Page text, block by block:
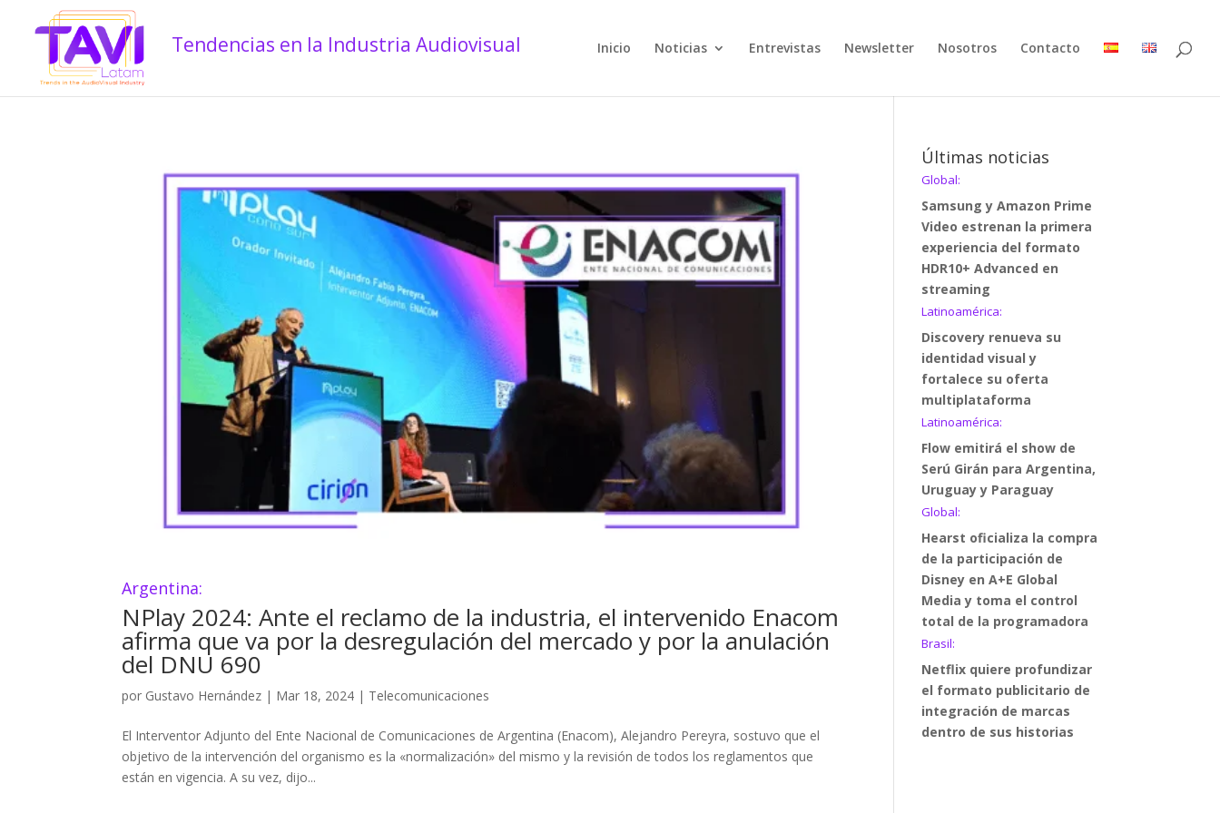
Inicio Noticias Entrevistas Newsletter Nosotros Contacto
Argentina:
NPlay 2024: Ante el reclamo de la industria, el intervenido Enacom
afirma que va por la desregulación del mercado y por la anulación
del DNU 690
por Gustavo Hernández | Mar 18, 2024 | Telecomunicaciones
El Interventor Adjunto del Ente Nacional de Comunicaciones de Argentina (Enacom), Alejandro Pereyra, sostuvo que el
objetivo de la intervención del organismo es la «normalización» del mismo y la revisión de todos los reglamentos que
están en vigencia. A su vez, dijo...
Últimas noticias
Global:
Samsung y Amazon Prime
Video estrenan la primera
experiencia del formato
HDR10+ Advanced en
streaming
Latinoamérica:
Discovery renueva su
identidad visual y
fortalece su oferta
multiplataforma
Latinoamérica:
Flow emitirá el show de
Serú Girán para Argentina,
Uruguay y Paraguay
Global:
Hearst oficializa la compra
de la participación de
Disney en A+E Global
Media y toma el control
total de la programadora
Brasil:
Netflix quiere profundizar
el formato publicitario de
integración de marcas
dentro de sus historias